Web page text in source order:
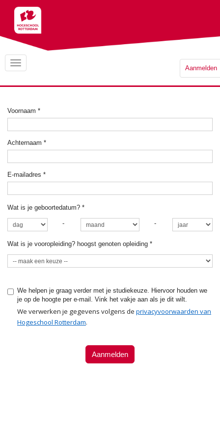
Aanmelden
Voornaam *
Achternaam *
E-mailadres *
Wat is je geboortedatum? *
- -
Wat is je vooropleiding? hoogst genoten opleiding *
We helpen je graag verder met je studiekeuze. Hiervoor houden we
je op de hoogte per e-mail. Vink het vakje aan als je dit wilt.
We verwerken je gegevens volgens de privacyvoorwaarden van
Hogeschool Rotterdam.
Aanmelden